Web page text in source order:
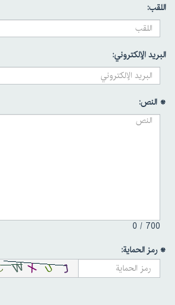
اللقب:
البريد الإلكتروني:
* النص:
700 /
0
* رمز الحماية: